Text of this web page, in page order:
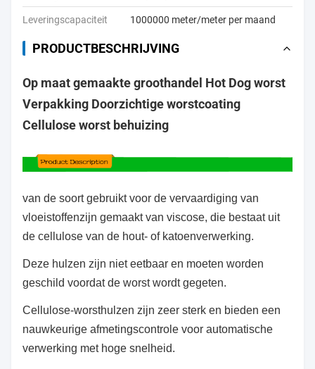
Leveringscapaciteit 1000000 meter/meter per maand
PRODUCTBESCHRIJVING
Op maat gemaakte groothandel Hot Dog worst
Verpakking Doorzichtige worstcoating
Cellulose worst behuizing
van de soort gebruikt voor de vervaardiging van
vloeistoffenzijn gemaakt van viscose, die bestaat uit
de cellulose van de hout- of katoenverwerking.
Deze hulzen zijn niet eetbaar en moeten worden
geschild voordat de worst wordt gegeten.
Cellulose-worsthulzen zijn zeer sterk en bieden een
nauwkeurige afmetingscontrole voor automatische
verwerking met hoge snelheid.